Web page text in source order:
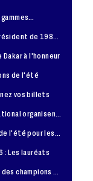
à l'honneur
de l'été
vos billets
: Les lauréats